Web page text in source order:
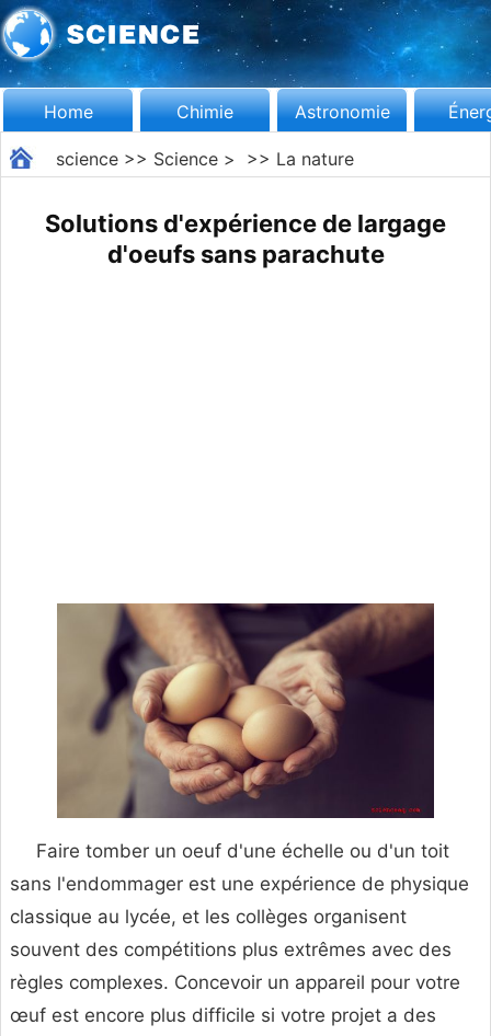
Home Chimie Astronomie
science>> Science> >> La nature
Solutions d'expérience de largage
d'oeufs sans parachute
Faire tomber un oeuf d'une échelle ou d'un toit
sans l'endommager est une expérience de physique
classique au lycée, et les collèges organisent
souvent des compétitions plus extrêmes avec des
règles complexes. Concevoir un appareil pour votre
œuf est encore plus difficile si votre projet a des